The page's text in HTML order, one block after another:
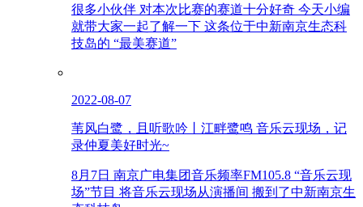
很多小伙伴 对本次比赛的赛道十分好奇 今天小编
就带大家一起了解一下 这条位于中新南京生态科
技岛的 “最美赛道”
2022-08-07
苇风白鹭，且听歌吟丨江畔鹭鸣 音乐云现场，记
录仲夏美好时光~
8月7日 南京广电集团音乐频率FM105.8 “音乐云现
场”节目 将音乐云现场从演播间 搬到了中新南京生